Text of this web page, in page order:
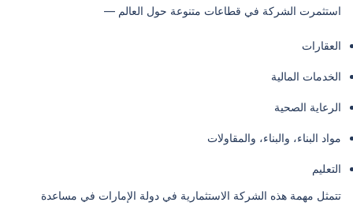
استثمرت الشركة في قطاعات متنوعة حول العالم —
العقارات
الخدمات المالية
الرعاية الصحية
مواد البناء، والبناء، والمقاولات
التعليم
تتمثل مهمة هذه الشركة الاستثمارية في دولة الإمارات في مساعدة